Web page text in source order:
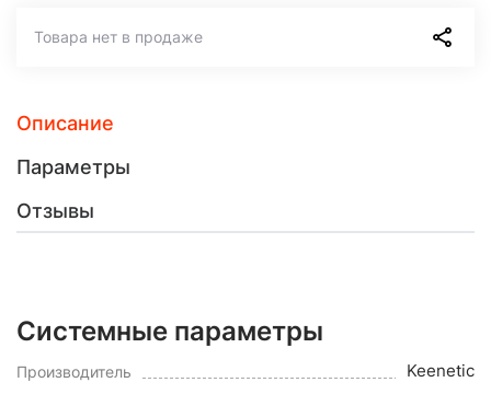
Товара нет в продаже
Описание
Параметры
Отзывы
Системные параметры
Производитель Keenetic